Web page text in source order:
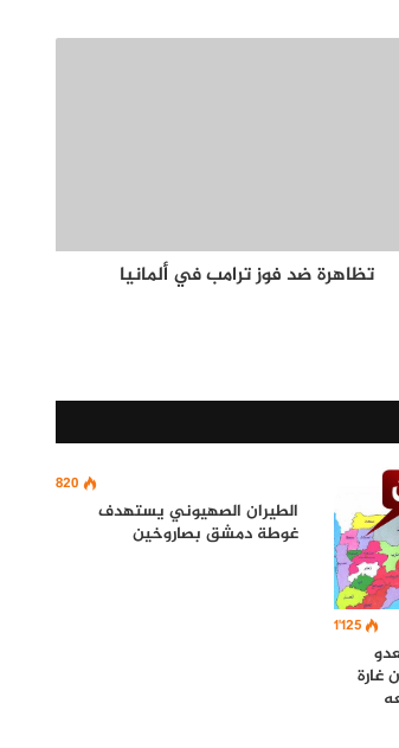
تظاهرة ضد فوز ترامب في ألمانيا
1٬125
غارة
820
الطيران الصهيوني يستهدف
غوطة دمشق بصاروخين